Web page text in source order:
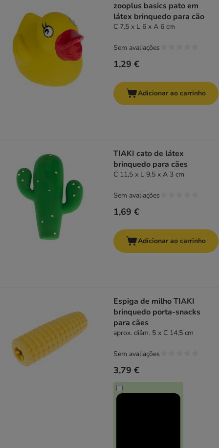
zooplus basics pato em
látex brinquedo para cão
C 7,5 x L 6 x A 6 cm
1,29 €
Sem avaliações
Adicionar ao carrinho
TIAKI cato de látex
brinquedo para cães
C 11,5 x L 9,5 x A 3 cm
1,69 €
Sem avaliações
Adicionar ao carrinho
Espiga de milho TIAKI
brinquedo porta-snacks
para cães
aprox. diâm. 5 x C 14,5 cm
3,79 €
Sem avaliações